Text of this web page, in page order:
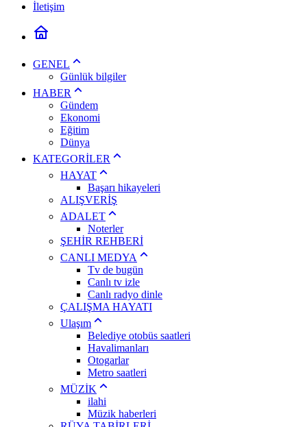
İletişim
GENEL
Günlük bilgiler
HABER
Gündem
Ekonomi
Eğitim
Dünya
KATEGORİLER
HAYAT
Başarı hikayeleri
ALIŞVERİŞ
ADALET
Noterler
ŞEHİR REHBERİ
CANLI MEDYA
Tv de bugün
Canlı tv izle
Canlı radyo dinle
ÇALIŞMA HAYATI
Ulaşım
Belediye otobüs saatleri
Havalimanları
Otogarlar
Metro saatleri
MÜZİK
ilahi
Müzik haberleri